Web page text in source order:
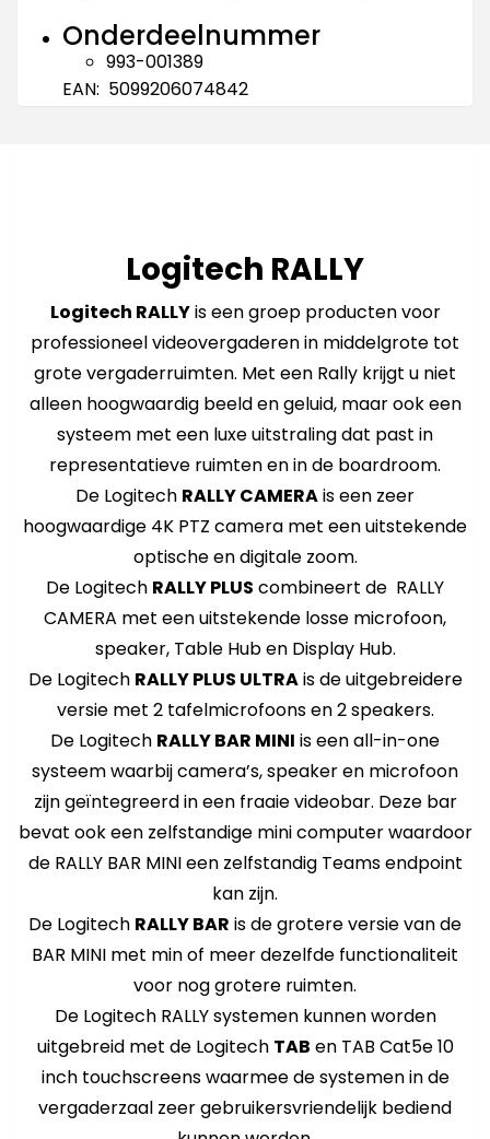
Onderdeelnummer
993-001389
EAN: 5099206074842
Logitech RALLY
Logitech RALLYis een groep producten voor
professioneel videovergaderen in middelgrote tot
grote vergaderruimten. Met een Rally krijgt u niet
alleen hoogwaardig beeld en geluid, maar ook een
systeem met een luxe uitstraling dat past in
representatieve ruimten en in de boardroom.
De Logitech RALLY CAMERAis een zeer
hoogwaardige 4K PTZ camera met een uitstekende
optische en digitale zoom.
De Logitech RALLY PLUS combineert de RALLY
CAMERA met een uitstekende losse microfoon,
speaker, Table Hub en Display Hub.
De Logitech RALLY PLUS ULTRAis de uitgebreidere
versie met 2 tafelmicrofoons en 2 speakers.
De Logitech RALLY BAR MINI is een all-in-one
systeem waarbij camera’s, speaker en microfoon
zijn geïntegreerd in een fraaie videobar. Deze bar
bevat ook een zelfstandige mini computer waardoor
de RALLY BAR MINI een zelfstandig Teams endpoint
kan zijn.
De Logitech RALLY BAR is de grotere versie van de
BAR MINI met min of meer dezelfde functionaliteit
voor nog grotere ruimten.
De Logitech RALLY systemen kunnen worden
uitgebreid met de Logitech TAB en TAB Cat5e 10
inch touchscreens waarmee de systemen in de
vergaderzaal zeer gebruikersvriendelijk bediend